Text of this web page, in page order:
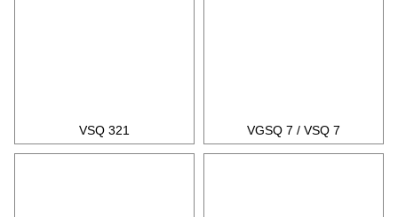
VSQ 321 VGSQ 7 / VSQ 7